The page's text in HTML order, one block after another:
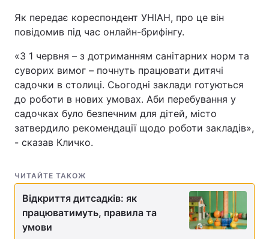
Як передає кореспондент УНІАН, про це він
повідомив під час онлайн-брифінгу.
«З 1 червня – з дотриманням санітарних норм та
суворих вимог – почнуть працювати дитячі
садочки в столиці. Сьогодні заклади готуються
до роботи в нових умовах. Аби перебування у
садочках було безпечним для дітей, місто
затвердило рекомендації щодо роботи закладів»,
- сказав Кличко.
ЧИТАЙТЕ ТАКОЖ
Відкриття дитсадків: як
працюватимуть, правила та
умови